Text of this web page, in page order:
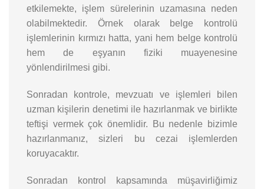
etkilemekte, işlem sürelerinin uzamasına neden
olabilmektedir. Örnek olarak belge kontrolü
işlemlerinin kırmızı hatta, yani hem belge kontrolü
hem de eşyanın fiziki muayenesine
yönlendirilmesi gibi.
Sonradan kontrole, mevzuatı ve işlemleri bilen
uzman kişilerin denetimi ile hazırlanmak ve birlikte
teftişi vermek çok önemlidir. Bu nedenle bizimle
hazırlanmanız, sizleri bu cezai işlemlerden
koruyacaktır.
Sonradan kontrol kapsamında müşavirliğimiz